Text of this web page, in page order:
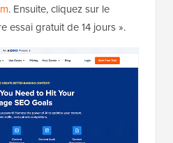
. Ensuite, cliquez sur le
essai gratuit de 14 jours ».